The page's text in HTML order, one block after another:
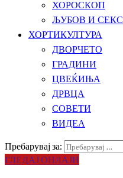
ХОРОСКОП
ЉУБОВ И СЕКС
ХОРТИКУЛТУРА
ДВОРЧЕТО
ГРАДИНИ
ЦВЕЌИЊА
ДРВЦА
СОВЕТИ
ВИДЕА
Пребарувај за:
ГЛЕДАЈ ОНЛАЈН